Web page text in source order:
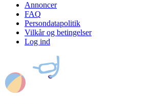
Annoncer
FAQ
Persondatapolitik
Vilkår og betingelser
Log ind